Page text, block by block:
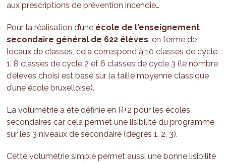
aux prescriptions de prévention incendie…
Pour la réalisation d’une école de l'enseignement
secondaire général de 622 élèves, en terme de
locaux de classes, cela correspond à 10 classes de cycle
1, 8 classes de cycle 2 et 6 classes de cycle 3 (le nombre
d’élèves choisi est basé sur la taille moyenne classique
d’une école bruxelloise).
La volumétrie a été définie en R+2 pour les écoles
secondaires car cela permet une lisibilité du programme
sur les 3 niveaux de secondaire (degrés 1, 2, 3).
Cette volumétrie simple permet aussi une bonne lisibilité